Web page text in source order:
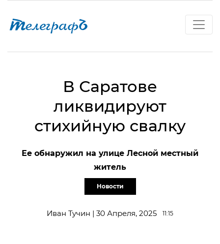
В Саратове
ликвидируют
стихийную свалку
Ее обнаружил на улице Лесной местный
житель
Новости
Иван Тучин | 30 Апреля, 2025 11:15